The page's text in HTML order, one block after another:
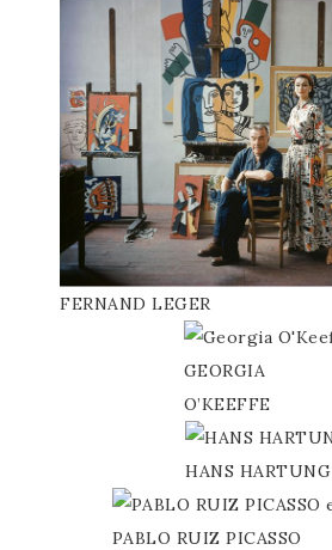
FERNAND LEGER
GEORGIA
O’KEEFFE
HANS HARTUNG
PABLO RUIZ PICASSO